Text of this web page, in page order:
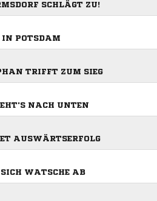
SCHLÄGT ZU!
IN POTSDAM
TRIFFT ZUM SIEG
NACH UNTEN
AUSWÄRTSERFOLG
WATSCHE AB